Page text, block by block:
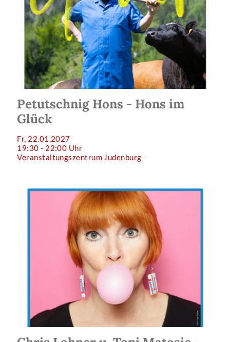
Petutschnig Hons - Hons im
Glück
Fr, 22.01.2027
19:30 - 22:00 Uhr
Veranstaltungszentrum Judenburg